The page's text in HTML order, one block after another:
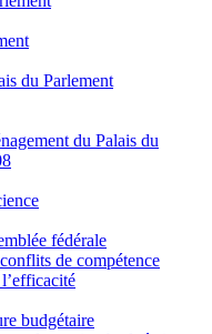
du Parlement
du Palais du
fédérale
de compétence
budgétaire